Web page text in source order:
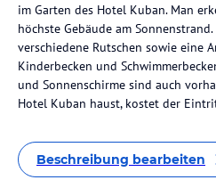
im Garten des Hotel Kuban. Man
höchste Gebäude am
verschiedene Rutschen sowie eine
Kinderbecken und
und Sonnenschirme sind auch
Hotel Kuban haust, kostet der
Beschreibung bearbeiten